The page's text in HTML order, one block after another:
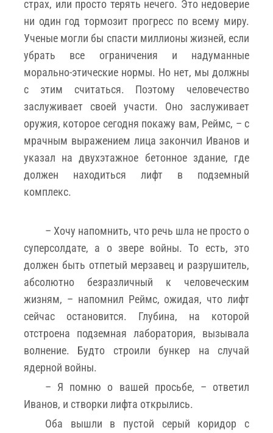
страх, или просто терять нечего. Это недоверие
ни один год тормозит прогресс по всему миру.
Ученые могли бы спасти миллионы жизней, если
убрать все ограничения и надуманные
морально-этические нормы. Но нет, мы должны
с этим считаться. Поэтому человечество
заслуживает своей участи. Оно заслуживает
оружия, которое сегодня покажу вам, Реймс, – с
мрачным выражением лица закончил Иванов и
указал на двухэтажное бетонное здание, где
должен находиться лифт в подземный
комплекс.
– Хочу напомнить, что речь шла не просто о
суперсолдате, а о звере войны. То есть, это
должен быть отпетый мерзавец и разрушитель,
абсолютно безразличный к человеческим
жизням, – напомнил Реймс, ожидая, что лифт
сейчас остановится. Глубина, на которой
отстроена подземная лаборатория, вызывала
волнение. Будто строили бункер на случай
ядерной войны.
– Я помню о вашей просьбе, – ответил
Иванов, и створки лифта открылись.
Оба вышли в пустой серый коридор с